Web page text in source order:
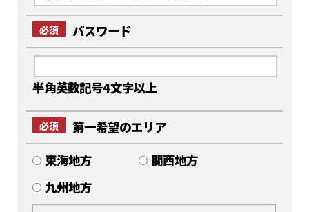
必須 パスワード
半角英数記号4文字以上
必須
第一希望のエリア
東海地方
関西地方
九州地方